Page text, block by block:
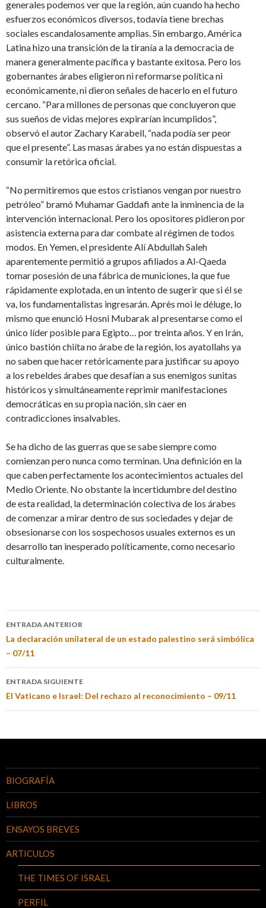
generales podemos ver que la región, aún cuando ha hecho
esfuerzos económicos diversos, todavía tiene brechas
sociales escandalosamente amplias. Sin embargo, América
Latina hizo una transición de la tiranía a la democracia de
manera generalmente pacífica y bastante exitosa. Pero los
gobernantes árabes eligieron ni reformarse política ni
económicamente, ni dieron señales de hacerlo en el futuro
cercano. “Para millones de personas que concluyeron que
sus sueños de vidas mejores expirarían incumplidos”,
observó el autor Zachary Karabell, “nada podía ser peor
que el presente”. Las masas árabes ya no están dispuestas a
consumir la retórica oficial.
“No permitiremos que estos cristianos vengan por nuestro
petróleo” bramó Muhamar Gaddafi ante la inminencia de la
intervención internacional. Pero los opositores pidieron por
asistencia externa para dar combate al régimen de todos
modos. En Yemen, el presidente Alí Abdullah Saleh
aparentemente permitió a grupos afiliados a Al-Qaeda
tomar posesión de una fábrica de municiones, la que fue
rápidamente explotada, en un intento de sugerir que si él se
va, los fundamentalistas ingresarán. Après moi le déluge, lo
mismo que enunció Hosni Mubarak al presentarse como el
único líder posible para Egipto… por treinta años. Y en Irán,
único bastión chiíta no árabe de la región, los ayatollahs ya
no saben que hacer retóricamente para justificar su apoyo
a los rebeldes árabes que desafían a sus enemigos sunitas
históricos y simultáneamente reprimir manifestaciones
democráticas en su propia nación, sin caer en
contradicciones insalvables.
Se ha dicho de las guerras que se sabe siempre como
comienzan pero nunca como terminan. Una definición en la
que caben perfectamente los acontecimientos actuales del
Medio Oriente. No obstante la incertidumbre del destino
de esta realidad, la determinación colectiva de los árabes
de comenzar a mirar dentro de sus sociedades y dejar de
obsesionarse con los sospechosos usuales externos es un
desarrollo tan inesperado políticamente, como necesario
culturalmente.
ENTRADA ANTERIOR
La declaración unilateral de un estado palestino será simbólica
– 07/11
ENTRADA SIGUIENTE
El Vaticano e Israel: Del rechazo al reconocimiento – 09/11
BIOGRAFÍA
LIBROS
ENSAYOS BREVES
ARTICULOS
THE TIMES OF ISRAEL
PERFIL